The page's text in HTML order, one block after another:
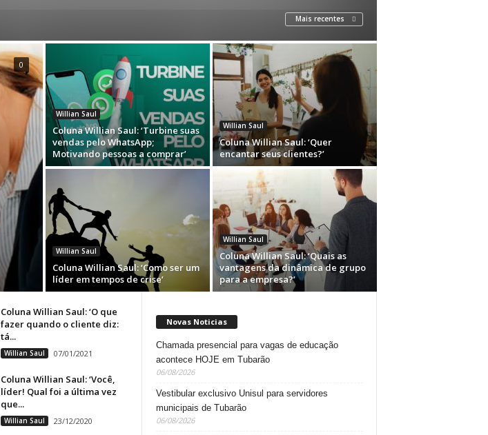
Mais recentes
0
Willian Saul
Coluna Willian Saul: ‘Turbine suas
vendas pelo WhatsApp;
Motivando pessoas a comprar’
Willian Saul
Coluna Willian Saul: ‘Quer
encantar seus clientes?’
Willian Saul
Coluna Willian Saul: ‘Como ser um
líder em tempos de crise’
Willian Saul
Coluna Willian Saul: ‘Quais as
vantagens da dinâmica de grupo
para a empresa?’
Coluna Willian Saul: ‘O que
fazer quando o cliente diz:
tá...
Willian Saul 07/01/2021
Coluna Willian Saul: ‘Você,
líder! Qual foi a última vez
que...
Willian Saul 23/12/2020
Novas Noticias
Chamada presencial para vagas de educação
acontece HOJE em Tubarão
06/08/2026
Vestibular exclusivo Unisul para servidores
municipais de Tubarão
06/08/2026